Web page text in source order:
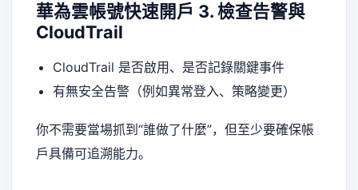
華為雲帳號快速開戶 3. 檢查告警與
CloudTrail
CloudTrail 是否啟用、是否記錄關鍵事件
有無安全告警（例如異常登入、策略變更）
你不需要當場抓到“誰做了什麼”，但至少要確保帳
戶具備可追溯能力。